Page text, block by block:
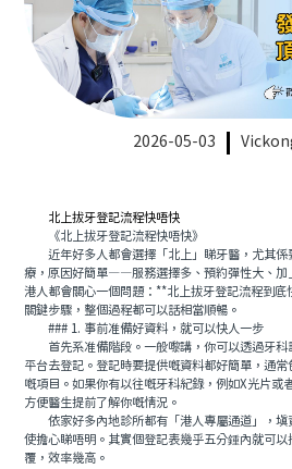
醫療新聞medical news
種植牙dental implant
orthodontics
預約牙醫contact us
2026-05-03
北上拔牙登記流程快唔快
《北上拔牙登記流程快唔快》
近年好多人都會選擇「北上」睇牙醫，尤其係
療，原因好簡單——服務選擇多、預約彈性大、加
港人都會關心一個問題：**北上拔牙登記流程到
關鍵步驟，整個過程都可以話相當順暢。
### 1. 事前准備好資料，就可以快人一步
首先系准備階段。一般嚟講，你可以透過牙科
平台去登記。登記時要提供嘅資料都好簡單，通
嘅項目。如果你有以往嘅牙科紀錄，例如X光片或
方便醫生提前了解你嘅情況。
依家好多內地診所都有「港人專屬通道」，填
使擔心睇唔明。其實個登記表幾乎五分鍾內就可
覆，效率幾高。